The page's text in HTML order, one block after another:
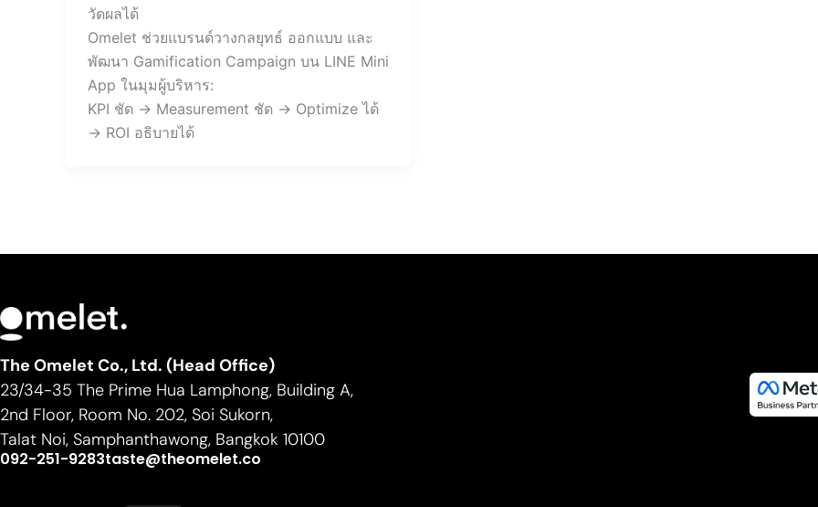
วัดผลได้
Omelet ช่วยแบรนด์วางกลยุทธ์ ออกแบบ และ
พัฒนา Gamification Campaign บน LINE Mini
App ในมุมผู้บริหาร:
KPI ชัด → Measurement ชัด → Optimize ได้
→ ROI อธิบายได้
The Omelet Co., Ltd. (Head Office)
23/34-35 The Prime Hua Lamphong, Building A,
2nd Floor, Room No. 202, Soi Sukorn,
Talat Noi, Samphanthawong, Bangkok 10100
092-251-9283taste@theomelet.co